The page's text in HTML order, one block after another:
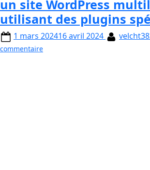
un site WordPress
utilisant des plugins
1 mars 202416 avril 2024
commentaire